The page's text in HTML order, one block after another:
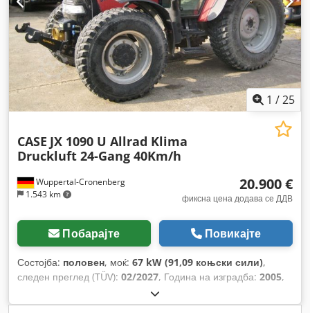
1 /25
Wuppertal-Cronenberg
1.543 km
CASE JX 1090 U Allrad Klima
Druckluft 24-Gang 40Km/h
20.900 €
фиксна цена додава се ДДВ
Побарајте Повикајте
Состојба: половен, моќ: 67 kW (91,09 коњски сили),
следен преглед (TÜV): 02/2027, Година на изградба: 2005,
, Опрема:
погон на сите тркала,